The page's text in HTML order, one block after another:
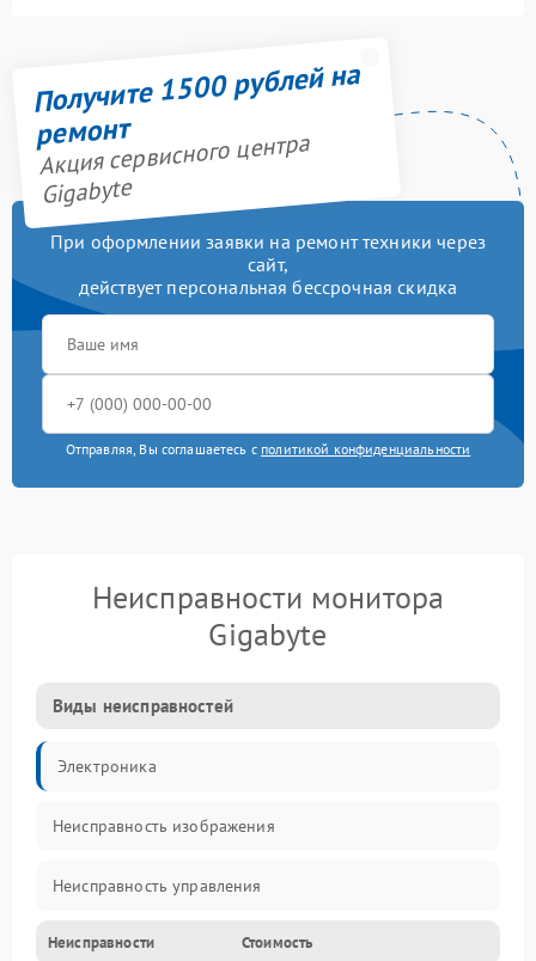
Получите 1500 рублей на
ремонт
Акция сервисного центра
Gigabyte
При оформлении заявки на ремонт техники через
сайт,
действует персональная бессрочная скидка
Отправляя, Вы соглашаетесь с политикой конфиденциальности
Неисправности монитора
Gigabyte
Виды неисправностей
Электроника
Неисправность изображения
Неисправность управления
Неисправность интерфейсов
Неисправности Стоимость